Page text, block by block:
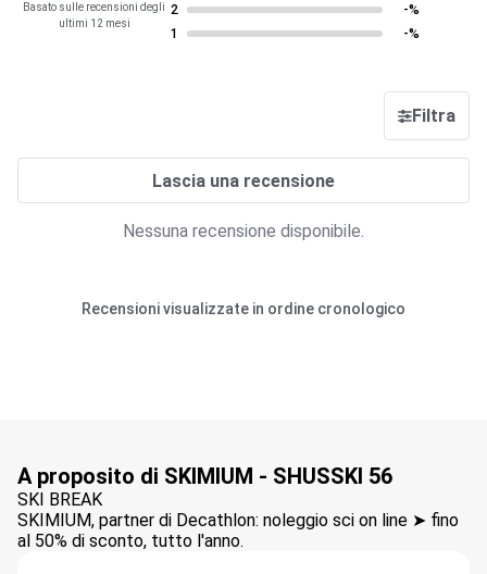
Basato sulle recensioni degli
ultimi 12 mesi
2
-%
1
-%
Filtra
Lascia una recensione
Nessuna recensione disponibile.
Recensioni visualizzate in ordine cronologico
A proposito di SKIMIUM - SHUSSKI 56
SKI BREAK
SKIMIUM, partner di Decathlon: noleggio sci on line ➤ fino
al 50% di sconto, tutto l'anno.